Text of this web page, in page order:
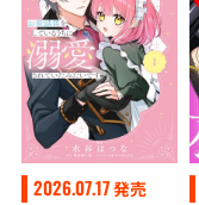
2026.07.17発売